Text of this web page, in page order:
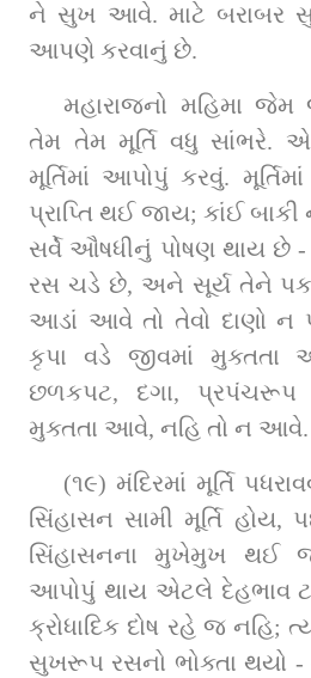
ને સુખ આવે. માટે બરાબર
આપણે કરવાનું છે.
મહારાજનો મહિમા
તેમ તેમ મૂર્તિ વધુ સાંભરે. એ
મૂર્તિમાં આપોપું કરવું.
પ્રાપ્તિ થઈ જાય; કાંઈ
સર્વે ઔષધીનું પોષણ થાય છે
રસ ચડે છે, અને સૂર્ય તેને
આડાં આવે તો તેવો દાણો ન
કૃપા વડે જીવમાં
છળકપટ, દગા, પ્રપંચરૂપ
મુક્તતા આવે, નહિ તો ન આવે.
(૧૯) મંદિરમાં મૂર્તિ
સિંહાસન સામી મૂર્તિ હોય,
સિંહાસનના મુખેમુખ થઈ
આપોપું થાય એટલે દેહભાવ
ક્રોધાદિક દોષ રહે જ નહિ;
સુખરૂપ રસનો ભોક્તા થયો -